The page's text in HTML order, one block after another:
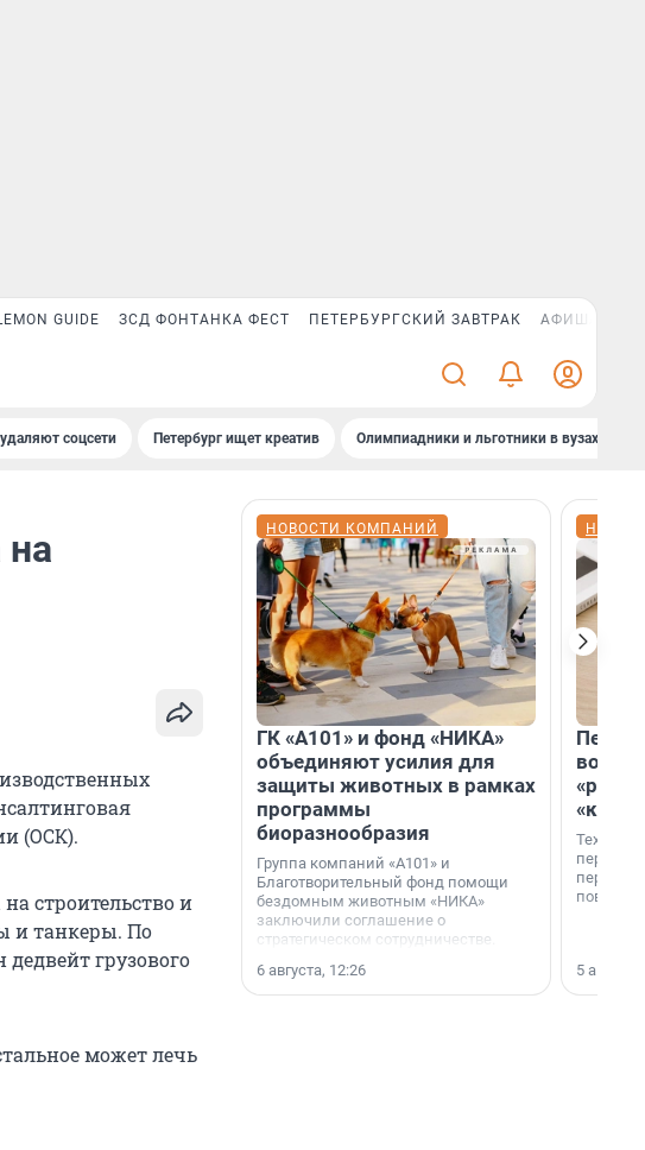
GUIDE ЗСД ФОНТАНКА ФЕСТ ПЕТЕРБУРГСКИЙ ЗАВТРАК АФИША PLUS
соцсети Петербург ищет креатив Олимпиадники и льготники в вузах СПб
(ОСК).
строительство и
и танкеры. По
грузового
может лечь
НОВОСТИ КОМПАНИЙ
ГК «А101» и фонд «НИКА»
объединяют усилия для
защиты животных в рамках
программы
биоразнообразия
Группа компаний «А101» и
Благотворительный фонд помощи
бездомным животным «НИКА»
заключили соглашение о
стратегическом сотрудничестве.
6 августа, 12:26
5